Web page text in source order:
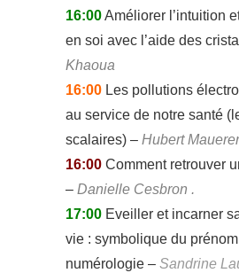
16:00Améliorer l’intuition
en soi avec l’aide des
Khaoua
16:00 Les pollutions
au service de notre santé
scalaires) – Hubert Mauerer
16:00 Comment retrouver
– Danielle
17:00 Eveiller et incarner
vie : symbolique du
numérologie – Sandrine